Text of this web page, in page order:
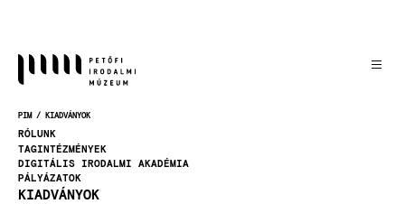
MORZSA
PIM KIADVÁNYOK
RÓLUNK
TAGINTÉZMÉNYEK
DIGITÁLIS IRODALMI AKADÉMIA
PÁLYÁZATOK
KIADVÁNYOK